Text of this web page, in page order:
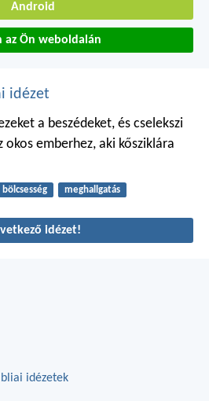
Android
az Ön weboldalán
idézet
a beszédeket, és cselekszi
okos emberhez, aki kősziklára
bölcsesség meghallgatás
idézet!
idézetek